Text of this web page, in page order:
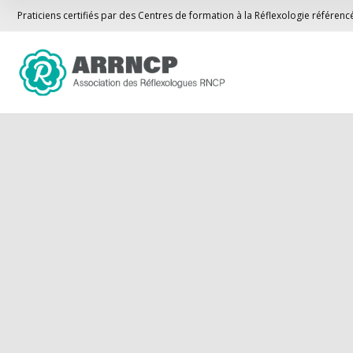
Praticiens certifiés par des Centres de formation à la Réflexologie